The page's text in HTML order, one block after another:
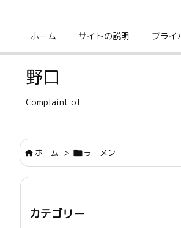
ホーム サイトの説明 プライ
野口
Complaint of
ホーム > ラーメン
カテゴリー